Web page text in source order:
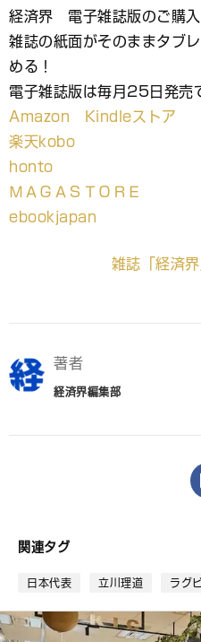
経済界 電子雑誌版のご購入
雑誌の紙面がそのままタブ
める！
電子雑誌版は毎月25日発売
Amazon Kindleストア
楽天kobo
honto
ＭＡＧＡＳＴＯＲＥ
ebookjapan
雑誌「経済
著者
経済界編集部
関連タグ
日本代表 立川理道 ラグ